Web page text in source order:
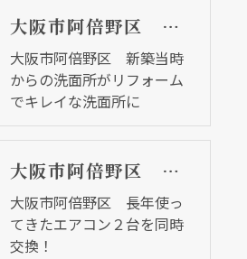
大阪市阿倍野区 新築当時からの洗面所がリフォームでキレイな洗面所に
大阪市阿倍野区 新築当時
からの洗面所がリフォーム
でキレイな洗面所に
大阪市阿倍野区 長年使ってきたエアコン２台を同時交換！
大阪市阿倍野区 長年使っ
てきたエアコン２台を同時
交換！